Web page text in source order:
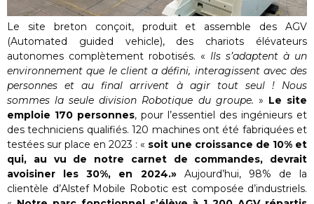
Le site breton conçoit, produit et assemble des AGV
(Automated guided vehicle), des chariots élévateurs
autonomes complètement robotisés. « Ils s’adaptent à un
environnement que le client a défini, interagissent avec des
personnes et au final arrivent à agir tout seul ! Nous
sommes la seule division Robotique du groupe. » Le site
emploie 170 personnes, pour l’essentiel des ingénieurs et
des techniciens qualifiés. 120 machines ont été fabriquées et
testées sur place en 2023 : « soit une croissance de 10% et
qui, au vu de notre carnet de commandes, devrait
avoisiner les 30%, en 2024.»Aujourd’hui, 98% de la
clientèle d’Alstef Mobile Robotic est composée d’industriels.